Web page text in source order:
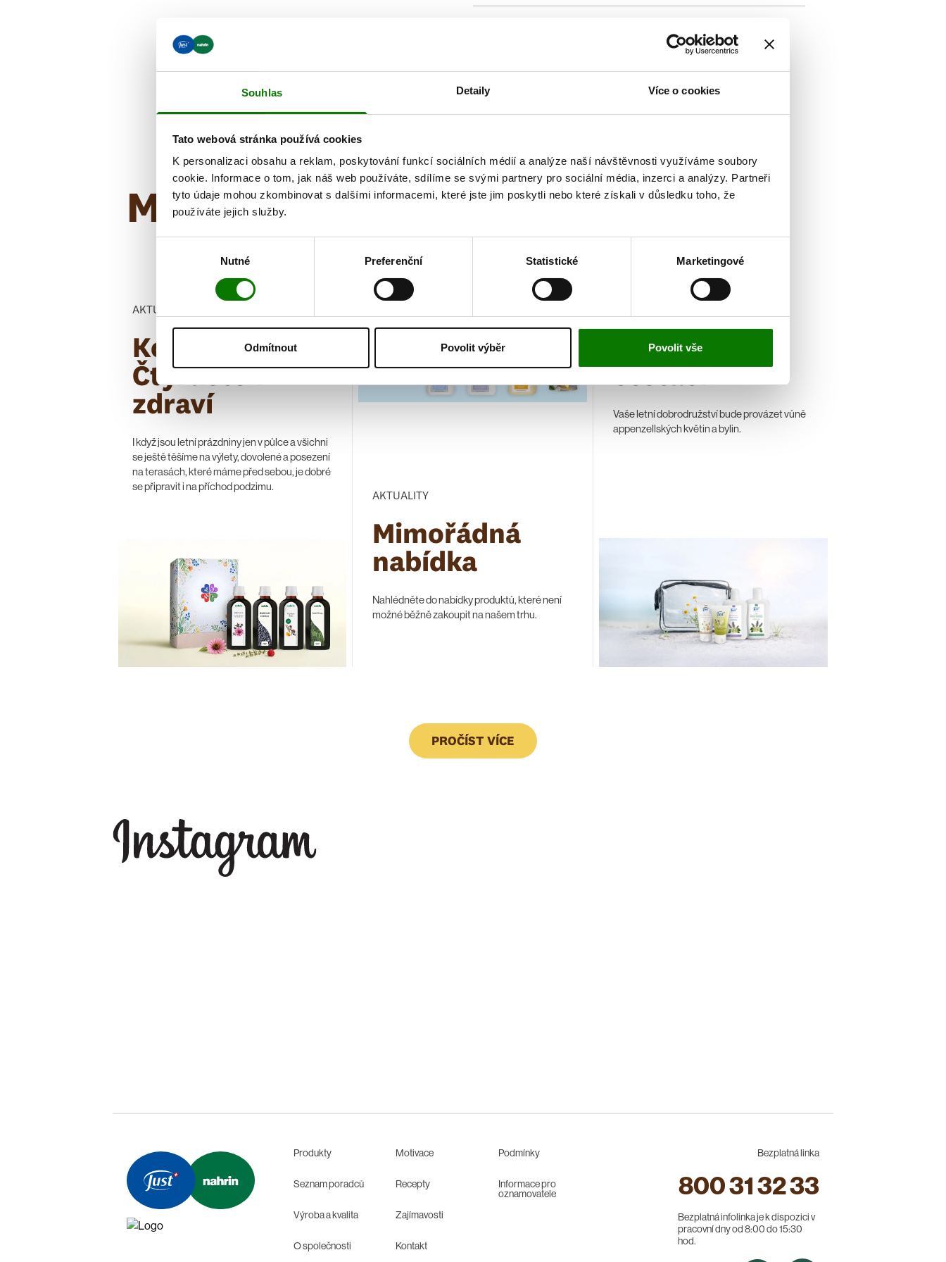
Souhlas Detaily Více o cookies
Tato webová stránka používá cookies
K personalizaci obsahu a reklam, poskytování funkcí sociálních médií a analýze naší návštěvnosti využíváme soubory
cookie. Informace o tom, jak náš web používáte, sdílíme se svými partnery pro sociální média, inzerci a analýzy. Partneři
tyto údaje mohou zkombinovat s dalšími informacemi, které jste jim poskytli nebo které získali v důsledku toho, že
používáte jejich služby.
Nutné Preferenční Statistické Marketingové
Odmítnout Povolit výběr Povolit vše
Doporučená denní dávka (DDD) je totožná s hodnotou RHP
(Referenční hodnota příjmu) uváděnou dle nově platných
Mohlo by vás zajímat
AKTUALITY
Kolekce
Čtyřlístek
zdraví
I když jsou letní prázdniny jen v půlce a všichni
se ještě těšíme na výlety, dovolené a posezení
na terasách, které máme před sebou, je dobré
se připravit i na příchod podzimu.
AKTUALITY
Mimořádná
nabídka
Nahlédněte do nabídky produktů, které není
možné běžně zakoupit na našem trhu.
Léto na
cestách
Vaše letní dobrodružství bude provázet vůně
appenzellských květin a bylin.
PROČÍST VÍCE
Produkty
Seznam poradců
Výroba a kvalita
O společnosti
Motivace
Recepty
Zajímavosti
Kontakt
Podmínky
Informace pro
oznamovatele
Bezplatná linka
800 31 32 33
Bezplatná infolinka je k dispozici v
pracovní dny od 8:00 do 15:30
hod.